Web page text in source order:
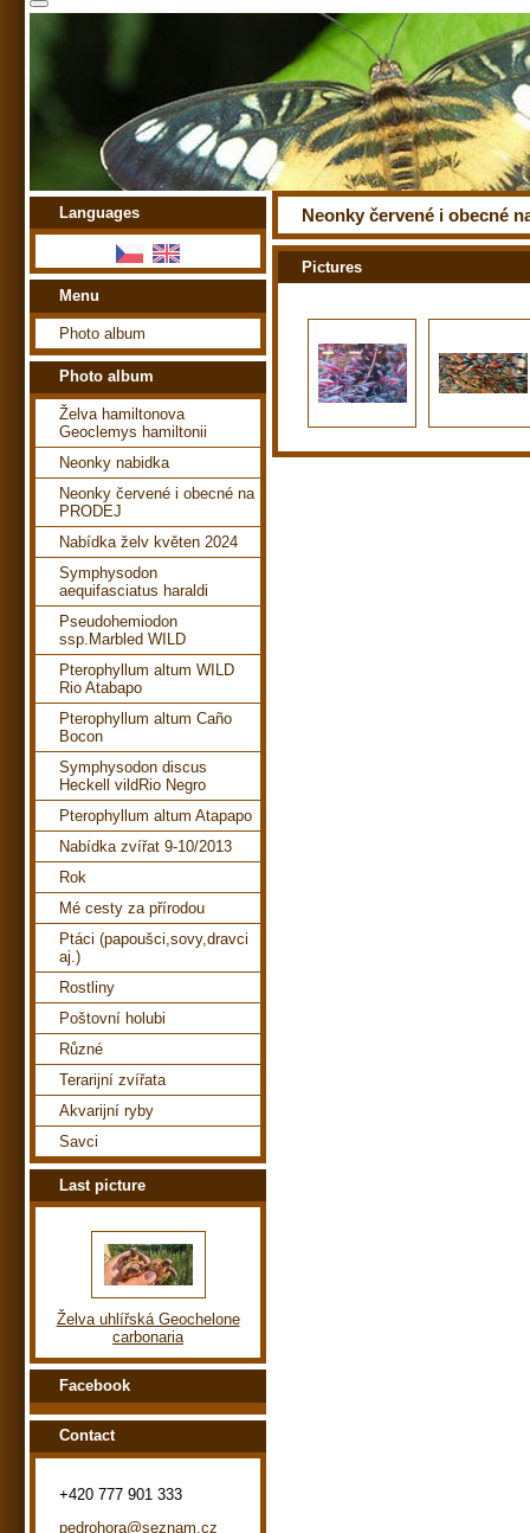
Neonky červené i obecné
Pictures
Languages
Menu
Photo album
Photo album
Želva hamiltonova
Geoclemys hamiltonii
Neonky nabidka
Neonky červené i obecné na
PRODEJ
Nabídka želv květen 2024
Symphysodon
aequifasciatus haraldi
Pseudohemiodon
ssp.Marbled WILD
Pterophyllum altum WILD
Rio Atabapo
Pterophyllum altum Caño
Bocon
Symphysodon discus
Heckell vildRio Negro
Pterophyllum altum Atapapo
Nabídka zvířat 9-10/2013
Rok
Mé cesty za přírodou
Ptáci (papoušci,sovy,dravci
aj.)
Rostliny
Poštovní holubi
Různé
Terarijní zvířata
Akvarijní ryby
Savci
Last picture
Želva uhlířská Geochelone
carbonaria
Facebook
Contact
+420 777 901 333
pedrohora@seznam.cz